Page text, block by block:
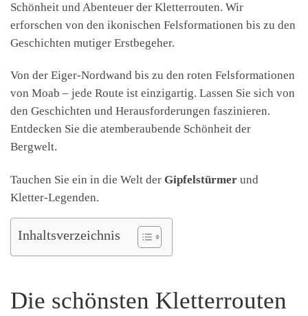
Schönheit und Abenteuer der Kletterrouten. Wir
erforschen von den ikonischen Felsformationen bis zu den
Geschichten mutiger Erstbegeher.
Von der Eiger-Nordwand bis zu den roten Felsformationen
von Moab – jede Route ist einzigartig. Lassen Sie sich von
den Geschichten und Herausforderungen faszinieren.
Entdecken Sie die atemberaubende Schönheit der
Bergwelt.
Tauchen Sie ein in die Welt der Gipfelstürmer und
Kletter-Legenden.
Inhaltsverzeichnis
Die schönsten Kletterrouten